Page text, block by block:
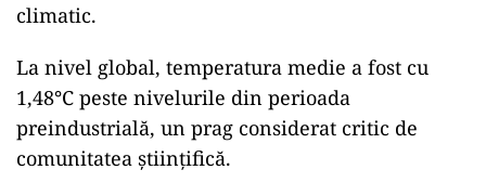
climatic.
La nivel global, temperatura medie a fost cu
1,48°C peste nivelurile din perioada
preindustrială, un prag considerat critic de
comunitatea științifică.